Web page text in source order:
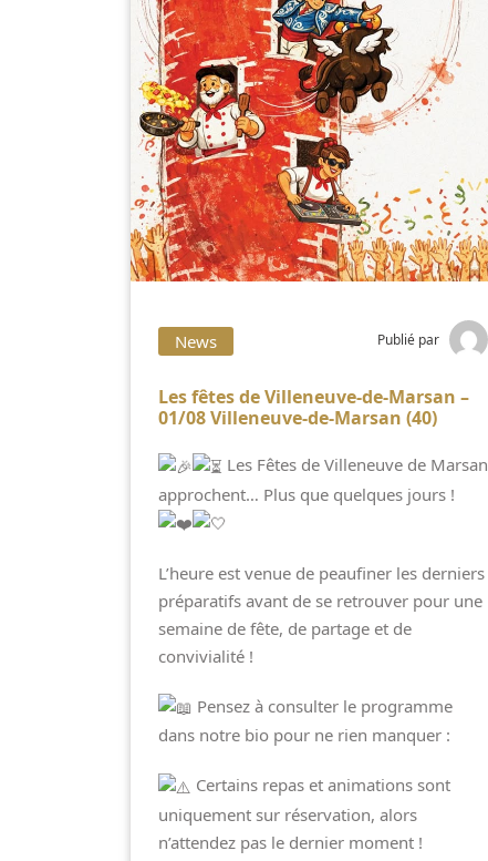
News Publié par
Les fêtes de Villeneuve-de-Marsan –
01/08 Villeneuve-de-Marsan (40)
Les Fêtes de Villeneuve de Marsan
approchent… Plus que quelques jours !
L’heure est venue de peaufiner les derniers
préparatifs avant de se retrouver pour une
semaine de fête, de partage et de
convivialité !
Pensez à consulter le programme
dans notre bio pour ne rien manquer :
Certains repas et animations sont
uniquement sur réservation, alors
n’attendez pas le dernier moment !